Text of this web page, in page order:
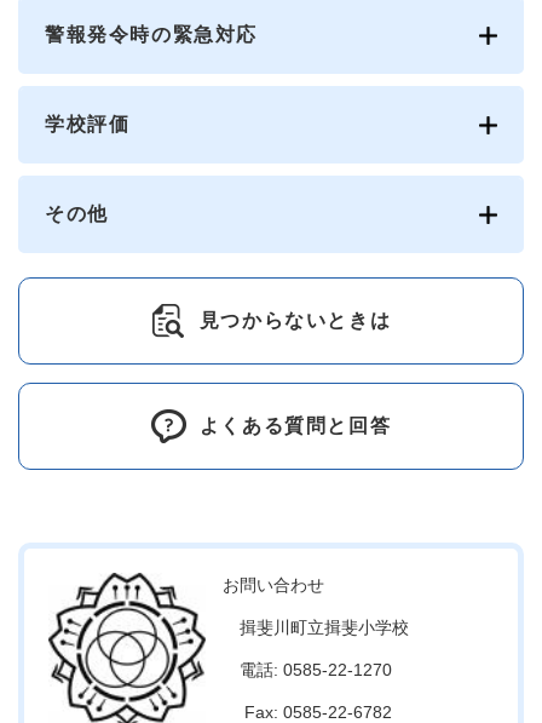
警報発令時の緊急対応
学校評価
その他
見つからないときは
よくある質問と回答
お問い合わせ
揖斐川町立揖斐小学校
電話: 0585-22-1270
Fax: 0585-22-6782